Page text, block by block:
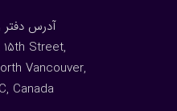
:آدرس دفتر
15th Street,
Vancouver,
Canada